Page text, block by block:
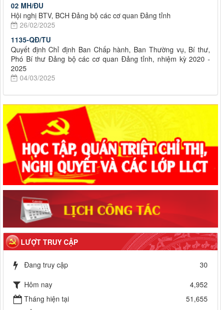
02 MH/ĐU
Hội nghị BTV, BCH Đảng bộ các cơ quan Đảng tỉnh
26/02/2025
1135-QĐ/TU
Quyết định Chỉ định Ban Chấp hành, Ban Thường vụ, Bí thư,
Phó Bí thư Đảng bộ các cơ quan Đảng tỉnh, nhiệm kỳ 2020 -
2025
04/03/2025
LƯỢT TRUY CẬP
Đang truy cập
30
Hôm nay
4,952
Tháng hiện tại
51,655